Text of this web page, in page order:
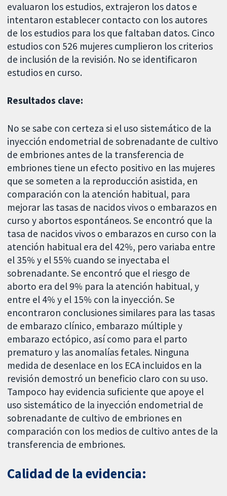
evaluaron los estudios, extrajeron los datos e
intentaron establecer contacto con los autores
de los estudios para los que faltaban datos. Cinco
estudios con 526 mujeres cumplieron los criterios
de inclusión de la revisión. No se identificaron
estudios en curso.
Resultados clave:
No se sabe con certeza si el uso sistemático de la
inyección endometrial de sobrenadante de cultivo
de embriones antes de la transferencia de
embriones tiene un efecto positivo en las mujeres
que se someten a la reproducción asistida, en
comparación con la atención habitual, para
mejorar las tasas de nacidos vivos o embarazos en
curso y abortos espontáneos. Se encontró que la
tasa de nacidos vivos o embarazos en curso con la
atención habitual era del 42%, pero variaba entre
el 35% y el 55% cuando se inyectaba el
sobrenadante. Se encontró que el riesgo de
aborto era del 9% para la atención habitual, y
entre el 4% y el 15% con la inyección. Se
encontraron conclusiones similares para las tasas
de embarazo clínico, embarazo múltiple y
embarazo ectópico, así como para el parto
prematuro y las anomalías fetales. Ninguna
medida de desenlace en los ECA incluidos en la
revisión demostró un beneficio claro con su uso.
Tampoco hay evidencia suficiente que apoye el
uso sistemático de la inyección endometrial de
sobrenadante de cultivo de embriones en
comparación con los medios de cultivo antes de la
transferencia de embriones.
Calidad de la evidencia: